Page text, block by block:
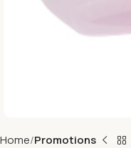
Home Promotions